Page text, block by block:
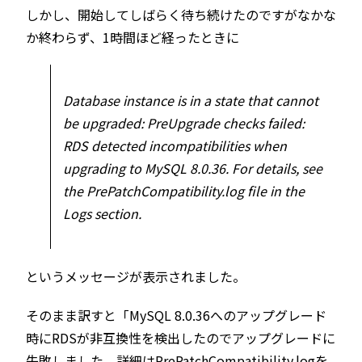
しかし、開始してしばらく待ち続けたのですがなかな
か終わらず、1時間ほど経ったときに
Database instance is in a state that cannot
be upgraded: PreUpgrade checks failed:
RDS detected incompatibilities when
upgrading to MySQL 8.0.36. For details, see
the PrePatchCompatibility.log file in the
Logs section.
というメッセージが表示されました。
そのまま訳すと「MySQL 8.0.36へのアップグレード
時にRDSが非互換性を検出したのでアップグレードに